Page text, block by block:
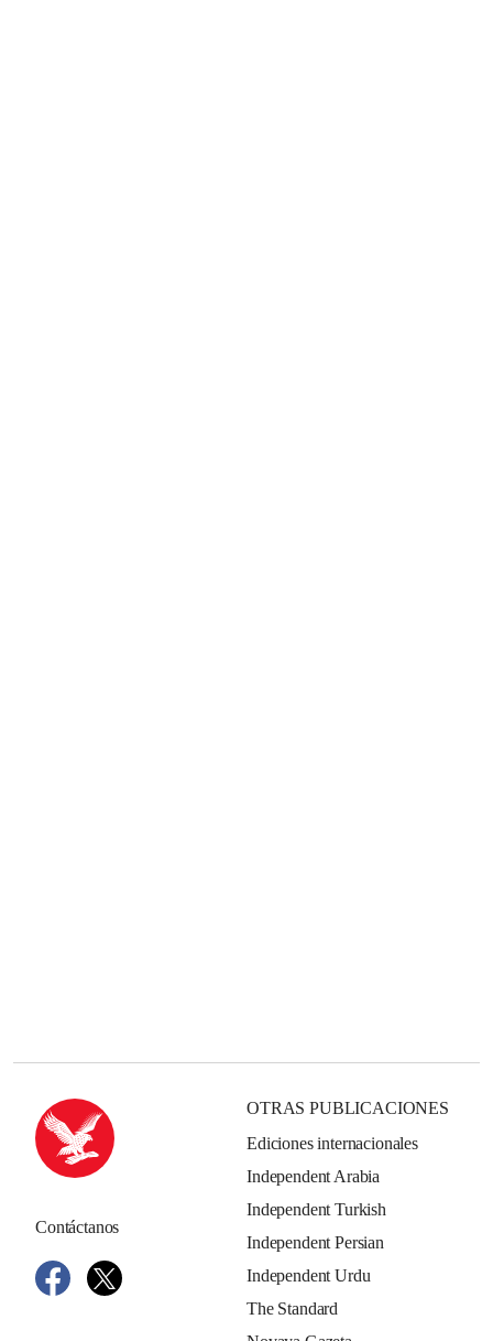
Contáctanos
OTRAS PUBLICACIONES
Ediciones internacionales
Independent Arabia
Independent Turkish
Independent Persian
Independent Urdu
The Standard